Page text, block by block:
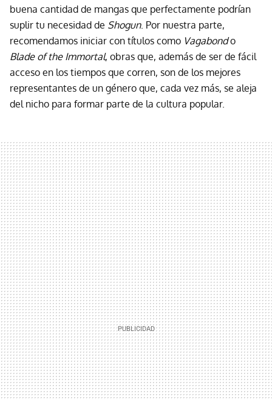
buena cantidad de mangas que perfectamente podrían
suplir tu necesidad de Shogun. Por nuestra parte,
recomendamos iniciar con títulos como Vagabondo
Blade of the Immortal, obras que, además de ser de fácil
acceso en los tiempos que corren, son de los mejores
representantes de un género que, cada vez más, se aleja
del nicho para formar parte de la cultura popular.